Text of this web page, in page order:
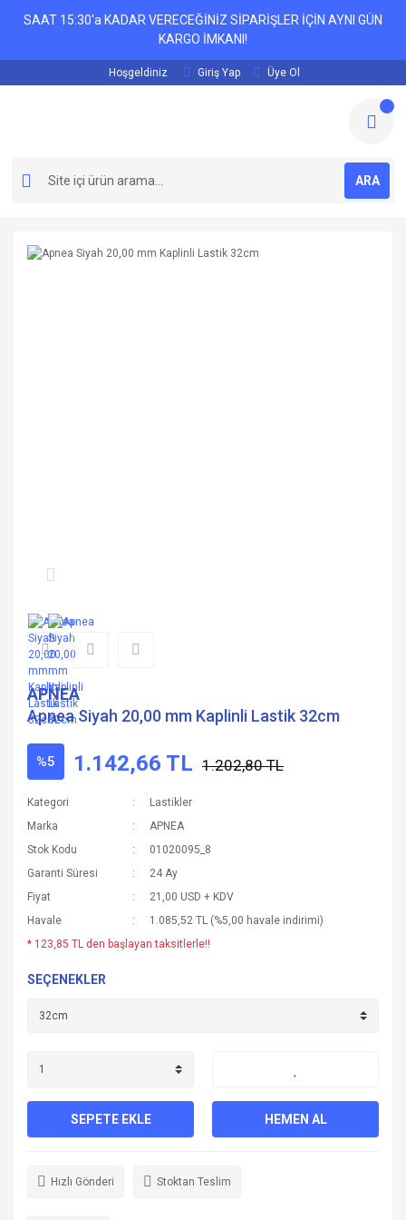
SAAT 15:30'a KADAR VERECEĞİNİZ SİPARİŞLER İÇİN AYNI GÜN
KARGO İMKANI!
Hoşgeldiniz Giriş Yap Üye Ol
ARA
APNEA
Apnea Siyah 20,00 mm Kaplinli Lastik 32cm
%5 1.142,66 TL 1.202,80 TL
Kategori
Lastikler
Marka
APNEA
Stok Kodu
01020095_8
Garanti Süresi
24 Ay
Fiyat
21,00 USD + KDV
Havale
1.085,52 TL (%5,00 havale indirimi)
* 123,85 TL den başlayan taksitlerle!!
SEÇENEKLER
SEPETE EKLE HEMEN AL
Hızlı Gönderi Stoktan Teslim